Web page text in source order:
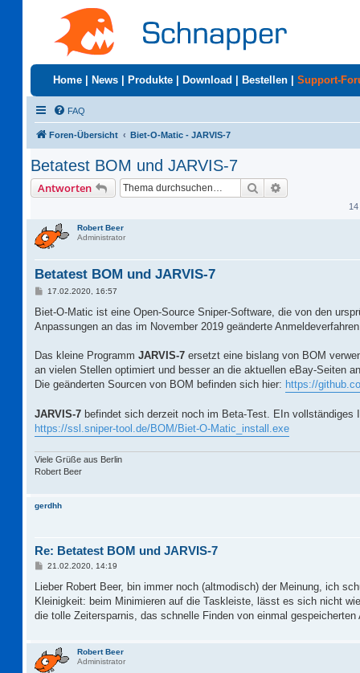
Home News Produkte Download Bestellen Support-
FAQ
Foren-Übersicht Biet-O-Matic - JARVIS-7
Betatest BOM und JARVIS-7
Antworten Suche
Robert Beer
Administrator
Betatest BOM und JARVIS-7
B
i
r
17.02.2020, 16:57
Biet-O-Matic ist eine Open-Source Sniper-Software, die von den
Anpassungen an das im November 2019 geänderte
Das kleine Programm JARVIS-7 ersetzt eine bislang von BOM
an vielen Stellen optimiert und besser an die aktuellen eBay-Seiten
Die geänderten Sourcen von BOM befinden sich hier: https://
JARVIS-7 befindet sich derzeit noch im Beta-Test. EIn vollständiges
https://ssl.sniper-tool.de/BOM/Biet-O-Matic_install.exe
Viele Grüße aus Berlin
Robert Beer
gerdhh
Re: Betatest BOM und JARVIS-7
B
i
r
a
21.02.2020, 14:19
Lieber Robert Beer, bin immer noch (altmodisch) der Meinung, ich
Kleinigkeit: beim Minimieren auf die Taskleiste, lässt es sich nicht
die tolle Zeitersparnis, das schnelle Finden von einmal
Robert Beer
Administrator